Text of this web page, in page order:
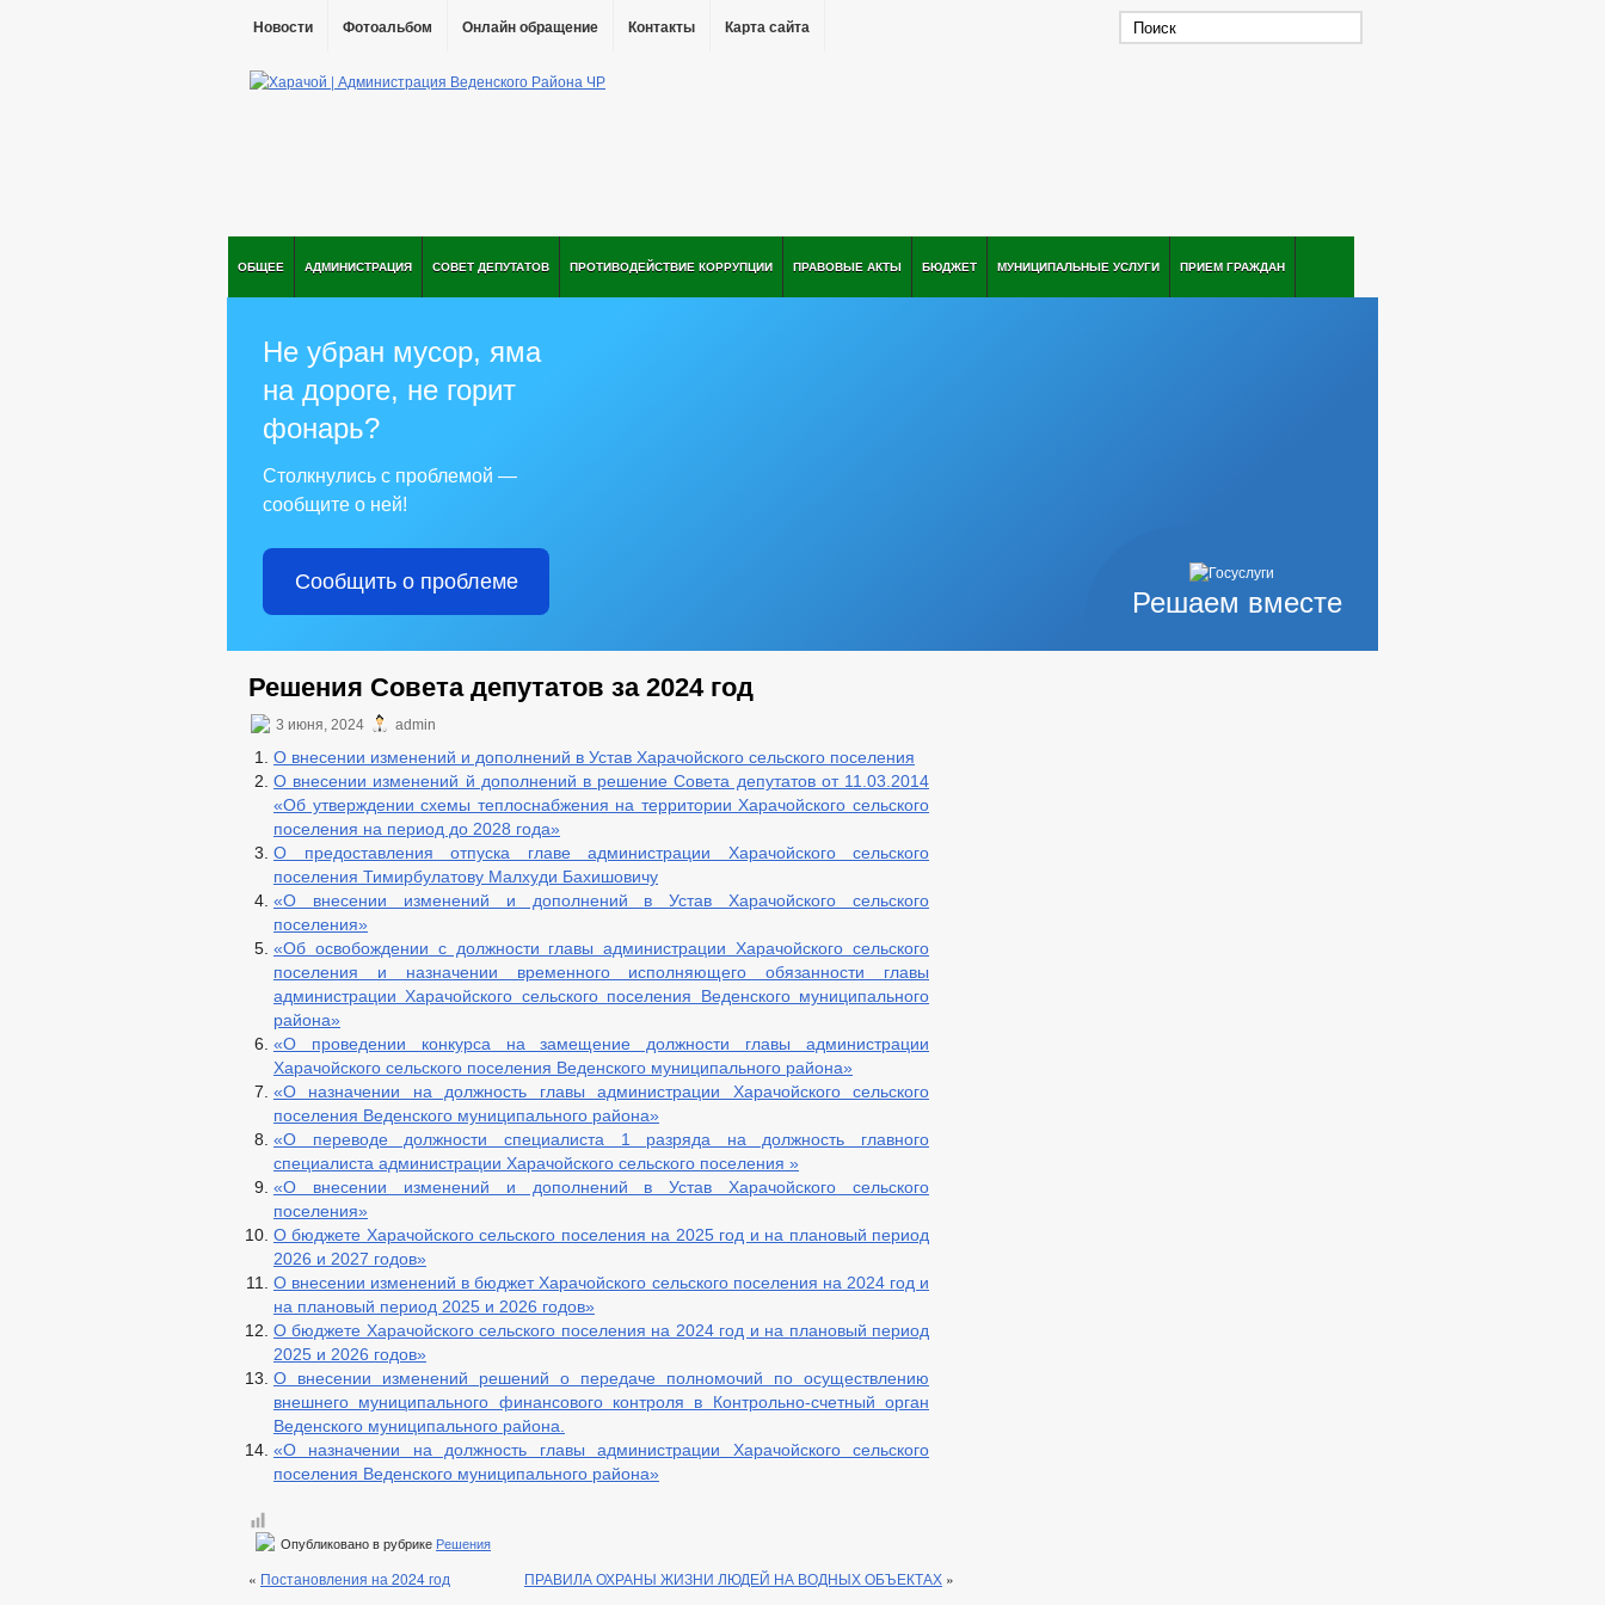
Новости Фотоальбом Онлайн обращение Контакты Карта сайта
ОБЩЕЕ АДМИНИСТРАЦИЯ СОВЕТ ДЕПУТАТОВ ПРОТИВОДЕЙСТВИЕ КОРРУПЦИИ ПРАВОВЫЕ АКТЫ БЮДЖЕТ МУНИЦИПАЛЬНЫЕ УСЛУГИ ПРИЕМ ГРАЖДАН
Решаем вместе
Не убран мусор, яма
на дороге, не горит
фонарь?
Столкнулись с проблемой —
сообщите о ней!
Сообщить о проблеме
Решения Совета депутатов за 2024 год
3 июня, 2024 admin
О внесении изменений и дополнений в Устав Харачойского сельского поселения
О внесении изменений й дополнений в решение Совета депутатов от 11.03.2014
«Об утверждении схемы теплоснабжения на территории Харачойского сельского
поселения на период до 2028 года»
О предоставления отпуска главе администрации Харачойского сельского
поселения Тимирбулатову Малхуди Бахишовичу
«О внесении изменений и дополнений в Устав Харачойского сельского
поселения»
«Об освобождении с должности главы администрации Харачойского сельского
поселения и назначении временного исполняющего обязанности главы
администрации Харачойского сельского поселения Веденского муниципального
района»
«О проведении конкурса на замещение должности главы администрации
Харачойского сельского поселения Веденского муниципального района»
«О назначении на должность главы администрации Харачойского сельского
поселения Веденского муниципального района»
«О переводе должности специалиста 1 разряда на должность главного
специалиста администрации Харачойского сельского поселения »
«О внесении изменений и дополнений в Устав Харачойского сельского
поселения»
О бюджете Харачойского сельского поселения на 2025 год и на плановый период
2026 и 2027 годов»
О внесении изменений в бюджет Харачойского сельского поселения на 2024 год и
на плановый период 2025 и 2026 годов»
О бюджете Харачойского сельского поселения на 2024 год и на плановый период
2025 и 2026 годов»
О внесении изменений решений о передаче полномочий по осуществлению
внешнего муниципального финансового контроля в Контрольно-счетный орган
Веденского муниципального района.
«О назначении на должность главы администрации Харачойского сельского
поселения Веденского муниципального района»
Опубликовано в рубрике Решения
« Постановления на 2024 год ПРАВИЛА ОХРАНЫ ЖИЗНИ ЛЮДЕЙ НА ВОДНЫХ ОБЪЕКТАХ »